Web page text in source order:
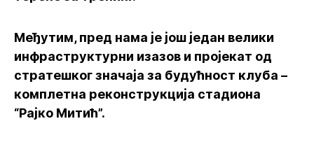
Међутим, пред нама је још један велики
инфраструктурни изазов и пројекат од
стратешког значаја за будућност клуба –
комплетна реконструкција стадиона
“Рајко Митић”.